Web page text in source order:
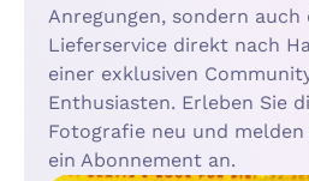
Anregungen, sondern
Lieferservice direkt nach
einer exklusiven
Enthusiasten. Erleben Sie
Fotografie neu und
ein Abonnement an.